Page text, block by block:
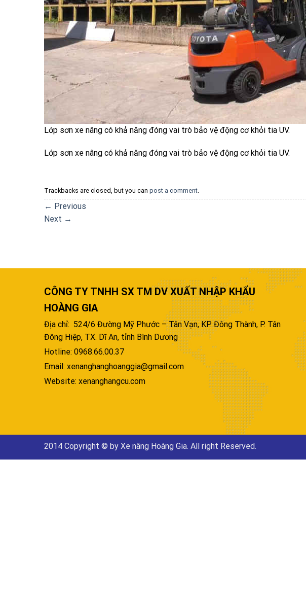
Lớp sơn xe nâng có khả năng đóng vai trò bảo vệ động cơ khỏi tia UV.
Lớp sơn xe nâng có khả năng đóng vai trò bảo vệ động cơ khỏi tia UV.
Trackbacks are closed, but you can post a comment
← Previous
Next →
CÔNG TY TNHH SX TM DV XUẤT NHẬP KHẨU
HOÀNG GIA
Địa chỉ: 524/6 Đường Mỹ Phước – Tân Vạn, KP. Đông Thành, P. Tân
Đông Hiệp, TX. Dĩ An, tỉnh Bình Dương
Hotline: 0968.66.00.37
Email: xenanghanghoanggia@gmail.com
Website: xenanghangcu.com
2014 Copyright © by Xe nâng Hoàng Gia. All right Reserved.